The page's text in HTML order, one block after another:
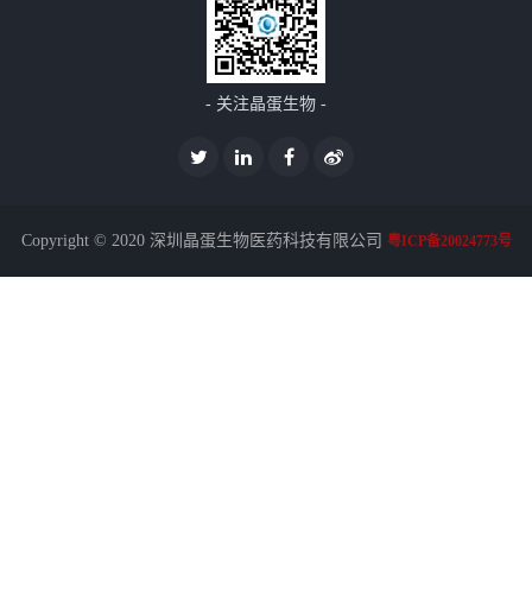
- 关注晶蛋生物 -
Copyright © 2020 深圳晶蛋生物医药科技有限公司 粤ICP备20024773号